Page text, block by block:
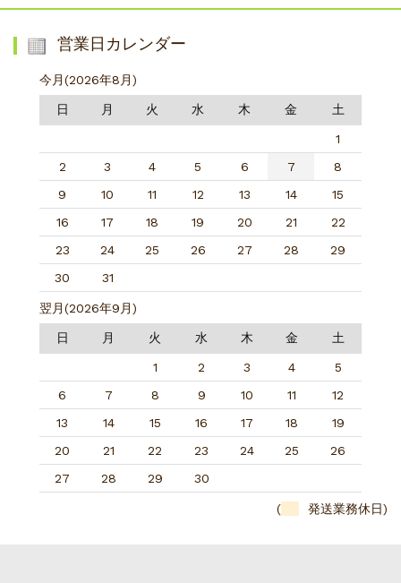
営業日カレンダー
今月(2026年8月)
日 月 火 水 木 金 土
1
2
3 4 5 6 7
8
9
10 11 12 13 14
15
16
17 18 19 20 21
22
23
24 25 26 27 28
29
30
31
翌月(2026年9月)
日 月 火 水 木 金 土
1 2 3 4
5
6
7 8 9 10 11
12
13
14 15 16 17 18
19
20
21 22 23 24 25
26
27
28 29 30
( 発送業務休日)